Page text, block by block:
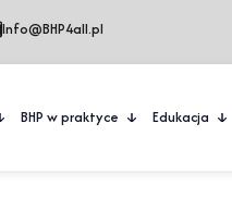
Info@BHP4all.pl
BHP w praktyce Edukacja